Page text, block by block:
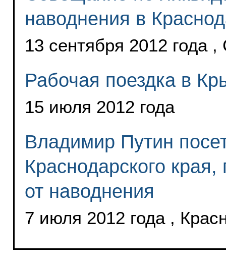
наводнения в
13 сентября 2012 года ,
Рабочая поездка в
15 июля 2012 года
Владимир Путин
Краснодарского
от наводнения
7 июля 2012 года ,